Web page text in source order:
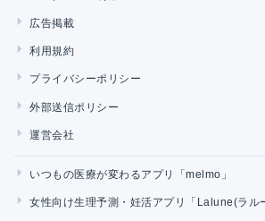
広告掲載
利用規約
プライバシーポリシー
外部送信ポリシー
運営会社
いつもの医療が変わるアプリ「melmo」
女性向け生理予測・妊活アプリ「Lalune(ラル